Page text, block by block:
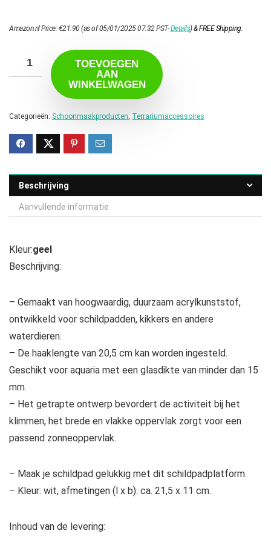
Amazon.nl Price:€21.90(as of 05/01/2025 07:32 PST-Details)&FREE Shipping.
TOEVOEGEN
AAN
WINKELWAGEN
Categorieën: Schoonmaakproducten Terrariumaccessoires
Beschrijving
Aanvullende informatie
Kleur:geel
Beschrijving:
– Gemaakt van hoogwaardig, duurzaam acrylkunststof,
ontwikkeld voor schildpadden, kikkers en andere
waterdieren.
– De haaklengte van 20,5 cm kan worden ingesteld.
Geschikt voor aquaria met een glasdikte van minder dan 15
mm.
– Het getrapte ontwerp bevordert de activiteit bij het
klimmen, het brede en vlakke oppervlak zorgt voor een
passend zonneoppervlak.
– Maak je schildpad gelukkig met dit schildpadplatform.
– Kleur: wit, afmetingen (l x b): ca. 21,5 x 11 cm.
Inhoud van de levering: